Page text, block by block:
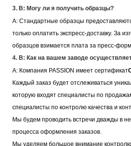
3. В: Могу ли я получить образцы?
А: Стандартные образцы
только оплатить экспресс-доставку. За
образцов взимается плата за пресс-
4. В: Как на вашем заводе
А: Компания PASSION имеет сертификат
Каждый заказ будет отслеживаться
которую входят специалисты по
специалисты по контролю качества и
Мы будем проводить встречи дважды в
процесса оформления заказов.
Мы уделяем большое внимание контролю